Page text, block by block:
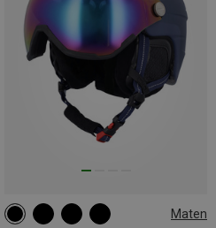
Maten
M | 52-56CM
L | 55-59CM